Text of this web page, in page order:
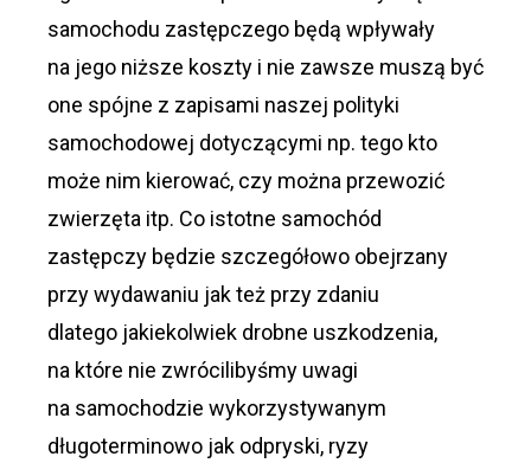
samochodu zastępczego będą wpływały
na jego niższe koszty i nie zawsze muszą być
one spójne z zapisami naszej polityki
samochodowej dotyczącymi np. tego kto
może nim kierować, czy można przewozić
zwierzęta itp. Co istotne samochód
zastępczy będzie szczegółowo obejrzany
przy wydawaniu jak też przy zdaniu
dlatego jakiekolwiek drobne uszkodzenia,
na które nie zwrócilibyśmy uwagi
na samochodzie wykorzystywanym
długoterminowo jak odpryski, ryzy